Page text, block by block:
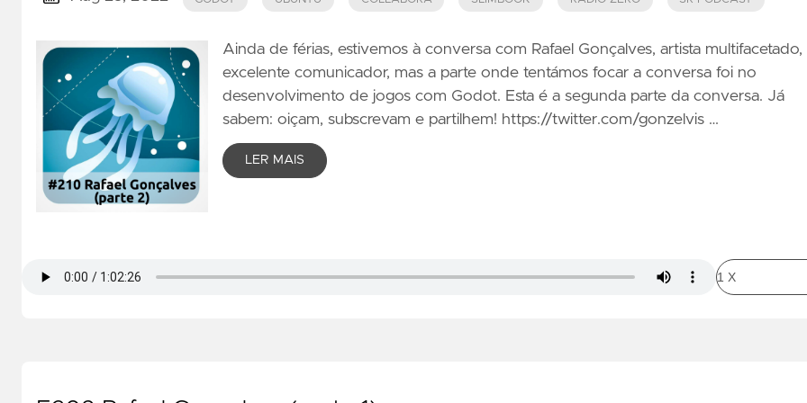
Ainda de férias, estivemos à conversa com Rafael Gonçalves, artista multifacetado,
excelente comunicador, mas a parte onde tentámos focar a conversa foi no
desenvolvimento de jogos com Godot. Esta é a segunda parte da conversa. Já
sabem: oiçam, subscrevam e partilhem! https://twitter.com/gonzelvis …
LER MAIS